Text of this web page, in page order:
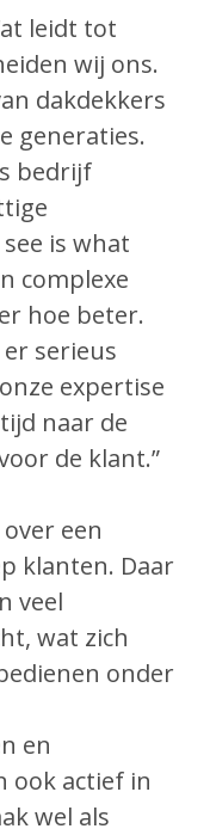
leidt tot
wij ons.
dakdekkers
generaties.
bedrijf
is what
complexe
hoe beter.
serieus
expertise
naar de
de klant.”
een
klanten. Daar
veel
wat zich
onder
en
ook actief in
wel als